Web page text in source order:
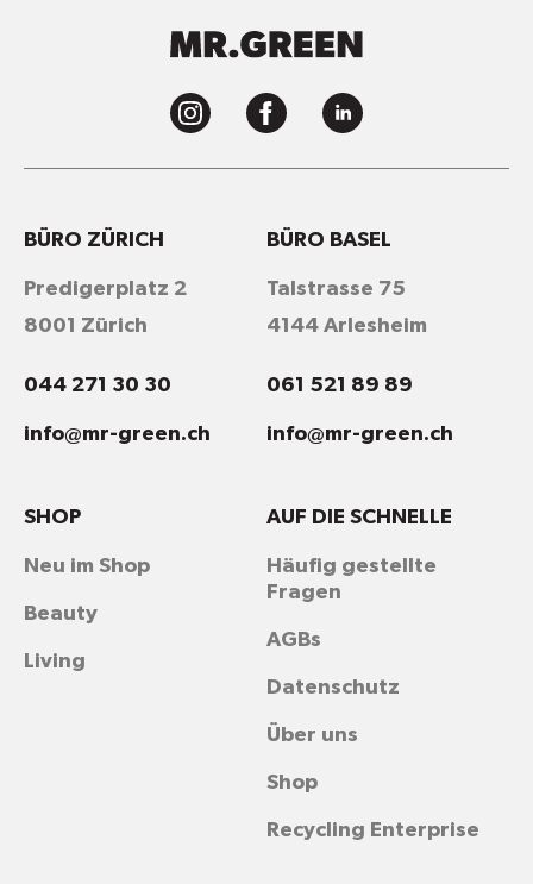
BÜRO ZÜRICH
Predigerplatz 2
8001 Zürich
044 271 30 30
info@mr-green.ch
BÜRO BASEL
Talstrasse 75
4144 Arlesheim
061 521 89 89
info@mr-green.ch
AUF DIE SCHNELLE
Häufig gestellte
Fragen
AGBs
Datenschutz
Über uns
Shop
Recycling Enterprise
SHOP
Neu im Shop
Beauty
Living